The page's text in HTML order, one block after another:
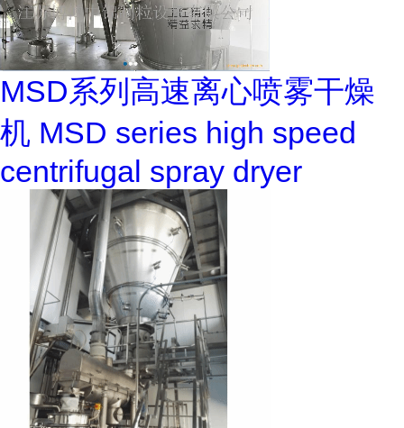
MSD系列高速离心喷雾干燥
机 MSD series high speed
centrifugal spray dryer